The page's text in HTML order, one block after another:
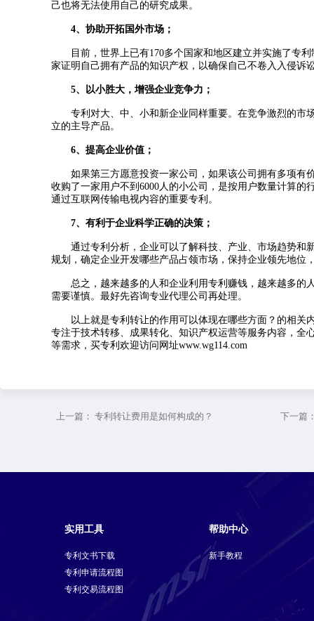
己也将无法使用自己的研究成果。
4、协助开拓国外市场；
目前，世界上已有170多个国家和地区建立并实施了专
家证明自己拥有产品的知识产权，以确保自己不卷入入侵诉
5、以小胜大，增强企业竞争力；
专利对大、中、小和新企业同样重要。在竞争激烈的市
立的主导产品。
6、提高企业价值；
如果第三方愿意投资一家公司，如果该公司拥有多项有
收购了一家用户不到6000人的小公司，是按用户数量计算
通过互联网传输电视内容的重要专利。
7、有利于企业科学正确的决策；
通过专利分析，企业可以了解科技、产业、市场趋势和
规划，确定企业开发哪些产品占领市场，保持企业领先地位
总之，越来越多的人和企业利用专利赚钱，越来越多的
需要谨慎。最好先咨询专业代理公司再处理。
以上就是专利转让的作用可以体现在哪些方面？的相关
专注于技术转移、成果转化、知识产权运营等服务内容，
等需求，买专利欢迎访问网址www.wg114.com
上一篇： 专利转让费用是如何构成的？ 下一篇
实用工具
专利文书下载
专利申请流程图
专利交易流程图
帮助中心
新手教程